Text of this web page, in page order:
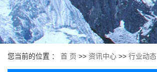
您当前的位置 ： 首 页 >> 资讯中心 >> 行业动态